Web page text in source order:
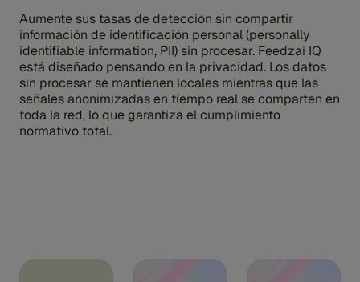
Aumente sus tasas de detección sin compartir
información de identificación personal (personally
identifiable information, PII) sin procesar. Feedzai IQ
está diseñado pensando en la privacidad. Los datos
sin procesar se mantienen locales mientras que las
señales anonimizadas en tiempo real se comparten en
toda la red, lo que garantiza el cumplimiento
normativo total.